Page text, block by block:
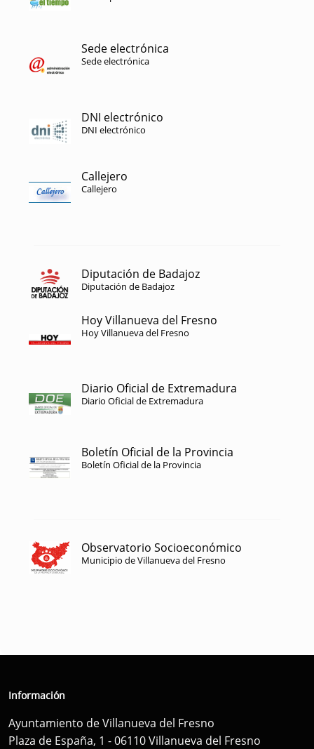
Sede electrónica
Sede electrónica
DNI electrónico
DNI electrónico
Callejero
Callejero
Diputación de Badajoz
Diputación de Badajoz
Hoy Villanueva del Fresno
Hoy Villanueva del Fresno
Diario Oficial de Extremadura
Diario Oficial de Extremadura
Boletín Oficial de la Provincia
Boletín Oficial de la Provincia
Observatorio Socioeconómico
Municipio de Villanueva del Fresno
Información
Ayuntamiento de Villanueva del Fresno
Plaza de España, 1 - 06110 Villanueva del Fresno